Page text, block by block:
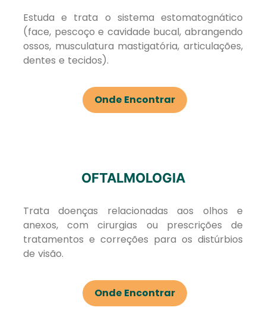
Estuda e trata o sistema estomatognático
(face, pescoço e cavidade bucal, abrangendo
ossos, musculatura mastigatória, articulações,
dentes e tecidos).
Onde Encontrar
OFTALMOLOGIA
Trata doenças relacionadas aos olhos e
anexos, com cirurgias ou prescrições de
tratamentos e correções para os distúrbios
de visão.
Onde Encontrar